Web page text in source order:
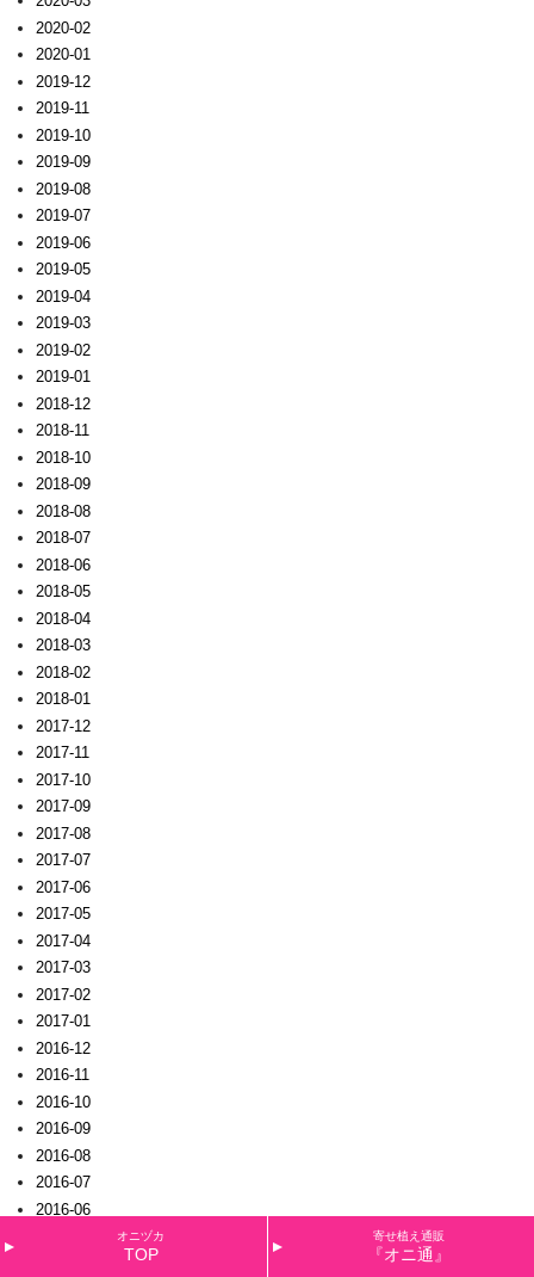
2020-02
2020-01
2019-12
2019-11
2019-10
2019-09
2019-08
2019-07
2019-06
2019-05
2019-04
2019-03
2019-02
2019-01
2018-12
2018-11
2018-10
2018-09
2018-08
2018-07
2018-06
2018-05
2018-04
2018-03
2018-02
2018-01
2017-12
2017-11
2017-10
2017-09
2017-08
2017-07
2017-06
2017-05
2017-04
2017-03
2017-02
2017-01
2016-12
2016-11
2016-10
2016-09
2016-08
2016-07
2016-06
オニヅカ
TOP
寄せ植え通販
『オニ通』